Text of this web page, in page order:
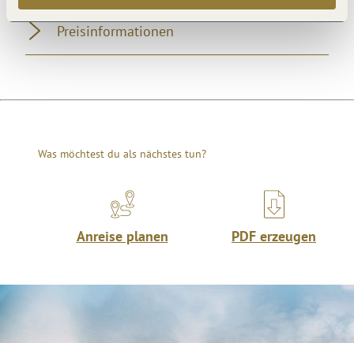
Preisinformationen
Was möchtest du als nächstes tun?
Anreise planen PDF erzeugen